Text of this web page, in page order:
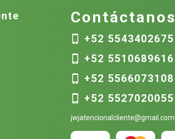
Contáctanos
+52 5543402675
+52 5510689616
+52 5566073108
+52 5527020055
jwjatencionalcliente@gmail.com